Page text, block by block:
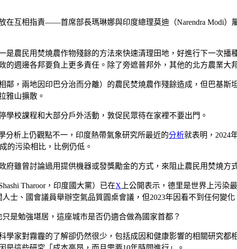
互相指責——首席部長瑪琳娜與印度總理莫迪（Narendra Modi）
農民用焚燒農作物殘餘的方法來快速清理田地，好進行下一次播
週邊各邦要負上更多責任。除了旁遮普邦外，其他的北方農業大
，兩地因印巴分治而分離）的農民焚燒農作殘餘造成，但巴基斯
雅山擴散。
校課程和大部分戶外活動，敦促民眾待在家裡不要出門。
分析上仍觀點不一，印度熱帶氣象研究所最近的分析就表明，2024
的污染相比，比例仍低。
雖曾討論過用提供機器或發獎勵金的方式，來阻止農民用焚燒方
Tharoor，印度國大黨）已在X 上公開表示，德里是世界上污染
士、國會議員舉辦空氣品質圓桌會議，但2023年因看不到任何變
是勉強堪居，這座城市是否仍適合做為國家首都？
家對霧霾的了解卻仍然很少，包括成因和健康影響的相關研究都